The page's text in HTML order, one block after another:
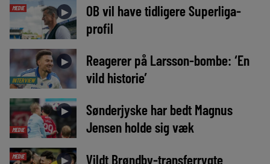
MEDIE ►
OB vil have tidligere Superliga-
profil
INTERVIEW
►
Reagerer på Larsson-bombe: ‘En
vild historie’
MEDIE
►
Sønderjyske har bedt Magnus
Jensen holde sig væk
MEDIE ►
Vildt Brøndby-transferrygte